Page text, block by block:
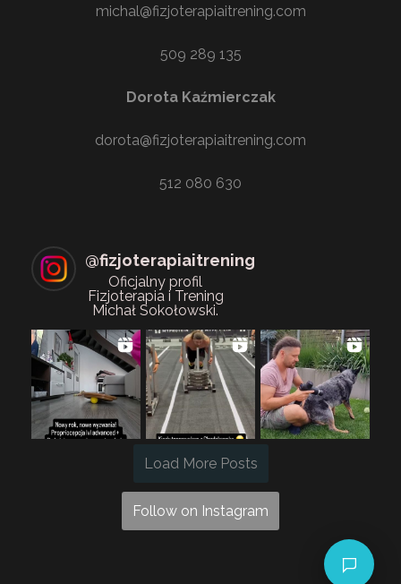
michal@fizjoterapiaitrening.com
509 289 135
Dorota Kaźmierczak
dorota@fizjoterapiaitrening.com
512 080 630
@fizjoterapiaitrening
Oficjalny profil
Fizjoterapia i Trening
Michał Sokołowski.
Load More Posts
Follow on Instagram